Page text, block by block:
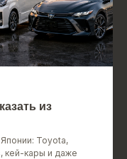
из
Японии: Toyota,
кей-кары и даже